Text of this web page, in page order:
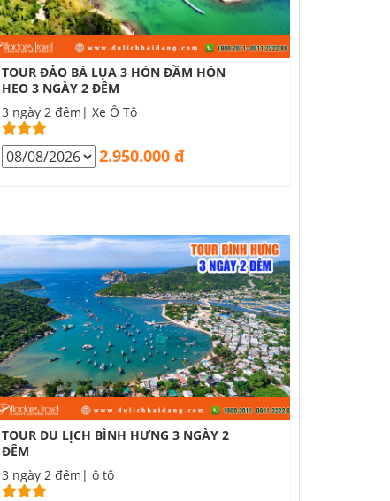
TOUR ĐẢO BÀ LỤA 3 HÒN ĐẦM HÒN
HEO 3 NGÀY 2 ĐÊM
3 ngày 2 đêm| Xe Ô Tô
2.950.000 đ
TOUR DU LỊCH BÌNH HƯNG 3 NGÀY 2
ĐÊM
3 ngày 2 đêm| ô tô